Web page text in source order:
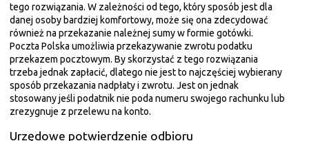
tego rozwiązania. W zależności od tego, który sposób jest dla
danej osoby bardziej komfortowy, może się ona zdecydować
również na przekazanie należnej sumy w formie gotówki.
Poczta Polska umożliwia przekazywanie zwrotu podatku
przekazem pocztowym. By skorzystać z tego rozwiązania
trzeba jednak zapłacić, dlatego nie jest to najczęściej wybierany
sposób przekazania nadpłaty i zwrotu. Jest on jednak
stosowany jeśli podatnik nie poda numeru swojego rachunku lub
zrezygnuje z przelewu na konto.
Urzędowe potwierdzenie odbioru